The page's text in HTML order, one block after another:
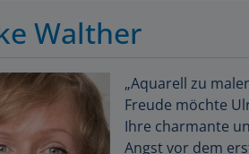
Walther
„Aquarell zu
Freude möchte
Ihre charmante
Angst vor dem